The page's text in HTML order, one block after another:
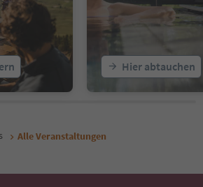
Hier abtauchen
Alle Veranstaltungen